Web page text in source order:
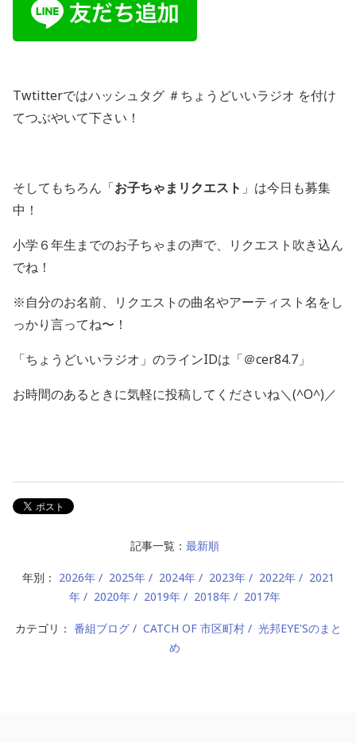
Twtitterではハッシュタグ ＃ちょうどいいラジオ を付け
てつぶやいて下さい！
そしてもちろん「お子ちゃまリクエスト 」は今日も募集
中！
小学６年生までのお子ちゃまの声で、リクエスト吹き込ん
でね！
※自分のお名前、リクエストの曲名やアーティスト名をし
っかり言ってね〜！
「ちょうどいいラジオ」のラインIDは「＠cer84.7」
お時間のあるときに気軽に投稿してくださいね＼(^O^)／
記事一覧： 最新順
年別： 2026年 2025年 2024年 2023年 2022年
2021
年
2020年 2019年 2018年 2017年
カテゴリ： 番組ブログ CATCH OF 市区町村
光邦EYE'Sのまと
め